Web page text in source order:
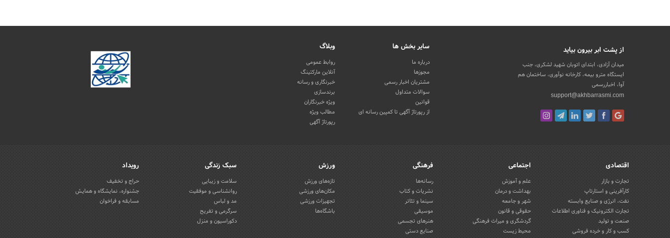
از پشت ابر بیرون بیاید
میدان آزادی، ابتدای اتوبان شهید لشکری، جنب
ایستگاه مترو بیمه، کارخانه نوآوری، ساختمان هم
آوا، اخباررسمی
support@akhbarrasmi.com
سایر بخش ها
درباره ما
مجوزها
مشتریان اخبار رسمی
سوالات متداول
قوانین
از رپورتاژ آگهی تا کمپین رسانه ای
وبلاگ
روابط عمومی
آنلاین مارکتینگ
خبرنگاری و رسانه
برندسازی
ویژه خبرنگاران
مطالب ویژه
رپورتاژ آگهی
اقتصادی
تجارت و بازار
کارآفرینی و استارتاپ
نفت، انرژی و صنایع وابسته
تجارت الکترونیک و فناوری اطلاعات
صنعت و تولید
کسب و کار و خرده فروشی
اجتماعی
علم و آموزش
بهداشت و درمان
شهر و جامعه
حقوقی و قانون
گردشگری و میراث فرهنگی
محیط زیست
فرهنگی
رسانه‌ها
نشریات و کتاب
سینما و تئاتر
موسیقی
هنرهای تجسمی
صنایع دستی
ورزش
تازه‌های ورزش
مکان‌های ورزشی
تجهیزات ورزشی
باشگاه‌ها
سبک زندگی
سلامت و زیبایی
روانشناسی و موفقیت
مد و لباس
سرگرمی و تفریح
دکوراسیون و منزل
رویداد
حراج و تخفیف
جشنواره، نمایشگاه و همایش
مسابقه و فراخوان